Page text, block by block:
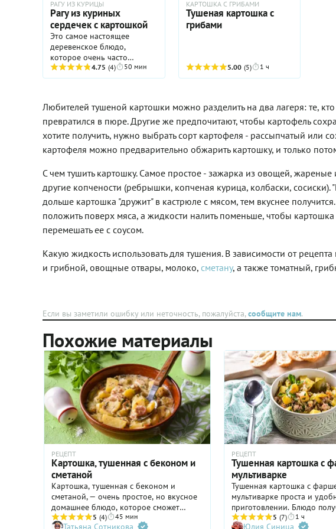
разумеется, в этом смысле
«обычные» свиные ребра
вряд ли могут
конкурировать с
копчеными. Но, кстати, наш
рецепт при случае можно
вполне применить к сырым
подольше, плюс
понадобится больше соли и
специй. Когда работаете с
копчеными ребрами,
помните, что в них уже есть
соль, так что аккуратнее с
досаливанием. Даже если
соли в готовом блюде
окажется маловато, вы
всегда сможете подсолить
заменить топленое масло
любым растительным
рафинированным, то это
то причинам отказался от
употребления мяса и других
в
РАГУ ИЗ КУРИЦЫ
Рагу из куриных
сердечек с картошкой
Это самое настоящее
деревенское блюдо,
которое очень часто
готовилось в чугунке в печи.
Лучше всего оно подходит
сытное и согревающее.
4.75 (4) 50 мин
КАРТОШКА С ГРИБАМИ
Тушеная картошка с
грибами
5.00 (5) 1 ч
Любителей тушеной картошки можно разделить на два лагеря: те,
превратился в пюре. Другие же предпочитают, чтобы картофель
хотите получить, нужно выбрать сорт картофеля - рассыпчатый
картофеля можно предварительно обжарить картошку, и только
С чем тушить картошку. Самое простое - зажарка из овощей,
другие копчености (ребрышки, копченая курица, колбаски,
дольше картошка "дружит" в кастрюле с мясом, тем вкуснее
положить поверх мяса, а жидкости налить поменьше, чтобы
перемешать ее с соусом.
Какую жидкость использовать для тушения. В зависимости от
и грибной, овощные отвары, молоко, сметану, а также томатный,
Если вы заметили ошибку или неточность, пожалуйста,сообщите нам.
Похожие материалы
РЕЦЕПТ
Картошка, тушенная с беконом и
сметаной
Картошка, тушенная с беконом и
сметаной, — очень простое, но вкусное
домашнее блюдо, которое сможет
соорудить даже начинающая хозяйка. А
5 (4) 45 мин
Татьяна Сотникова
РЕЦЕПТ
Тушенная картошка с
мультиварке
Тушенная картошка с
мультиварке проста и
приготовлении. Блюдо
ароматным и аппетитным,
5 (7) 1 ч
Юлия Синица